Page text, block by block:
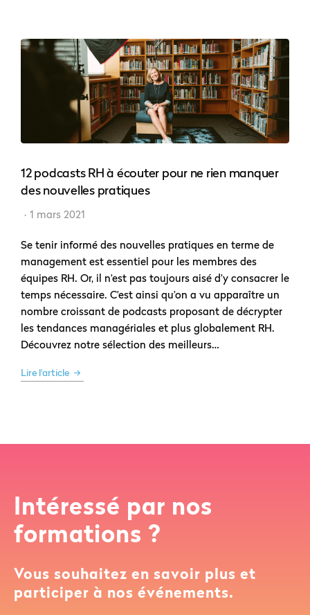
12 podcasts RH à écouter pour ne rien manquer
des nouvelles pratiques
1 mars 2021
Se tenir informé des nouvelles pratiques en terme de
management est essentiel pour les membres des
équipes RH. Or, il n’est pas toujours aisé d’y consacrer le
temps nécessaire. C’est ainsi qu’on a vu apparaître un
nombre croissant de podcasts proposant de décrypter
les tendances managériales et plus globalement RH.
Découvrez notre sélection des meilleurs…
Lire l'article
Intéressé par nos
formations ?
Vous souhaitez en savoir plus et
participer à nos événements.